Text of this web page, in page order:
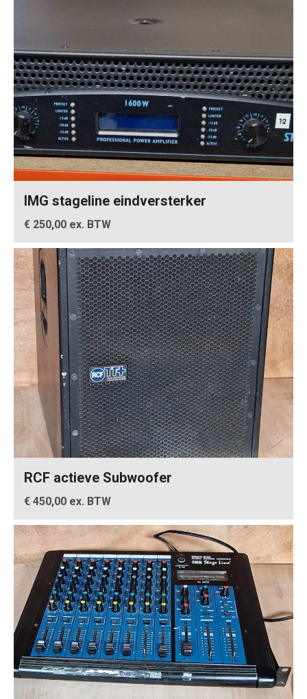
IMG stageline eindversterker
€ 250,00 ex. BTW
RCF actieve Subwoofer
€ 450,00 ex. BTW